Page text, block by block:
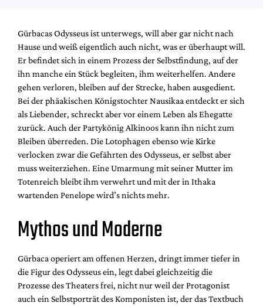
Gürbacas Odysseus ist unterwegs, will aber gar nicht nach
Hause und weiß eigentlich auch nicht, was er überhaupt will.
Er befindet sich in einem Prozess der Selbstfindung, auf der
ihn manche ein Stück begleiten, ihm weiterhelfen. Andere
gehen verloren, bleiben auf der Strecke, haben ausgedient.
Bei der phäakischen Königstochter Nausikaa entdeckt er sich
als Liebender, schreckt aber vor einem Leben als Ehegatte
zurück. Auch der Partykönig Alkinoos kann ihn nicht zum
Bleiben überreden. Die Lotophagen ebenso wie Kirke
verlocken zwar die Gefährten des Odysseus, er selbst aber
muss weiterziehen. Eine Umarmung mit seiner Mutter im
Totenreich bleibt ihm verwehrt und mit der in Ithaka
wartenden Penelope wird’s nichts mehr.
Mythos und Moderne
Gürbaca operiert am offenen Herzen, dringt immer tiefer in
die Figur des Odysseus ein, legt dabei gleichzeitig die
Prozesse des Theaters frei, nicht nur weil der Protagonist
auch ein Selbstporträt des Komponisten ist, der das Textbuch